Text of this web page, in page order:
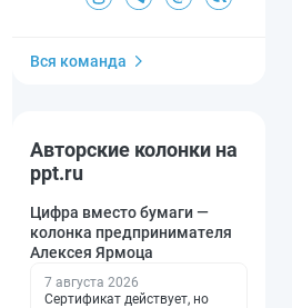
Вся команда
Авторские колонки на
ppt.ru
Цифра вместо бумаги —
колонка предпринимателя
Алексея Ярмоца
7 августа 2026
Сертификат действует, но